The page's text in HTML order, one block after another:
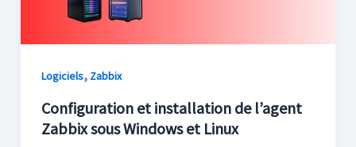
Logiciels, Zabbix
Configuration et installation de l’agent
Zabbix sous Windows et Linux